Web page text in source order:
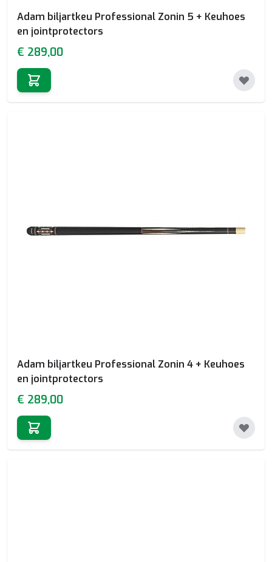
Adam biljartkeu Professional Zonin 5 + Keuhoes
en jointprotectors
€ 289,00
Adam biljartkeu Professional Zonin 4 + Keuhoes
en jointprotectors
€ 289,00